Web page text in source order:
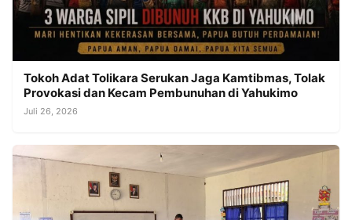
Tokoh Adat Tolikara Serukan Jaga Kamtibmas, Tolak
Provokasi dan Kecam Pembunuhan di Yahukimo
Juli 26, 2026